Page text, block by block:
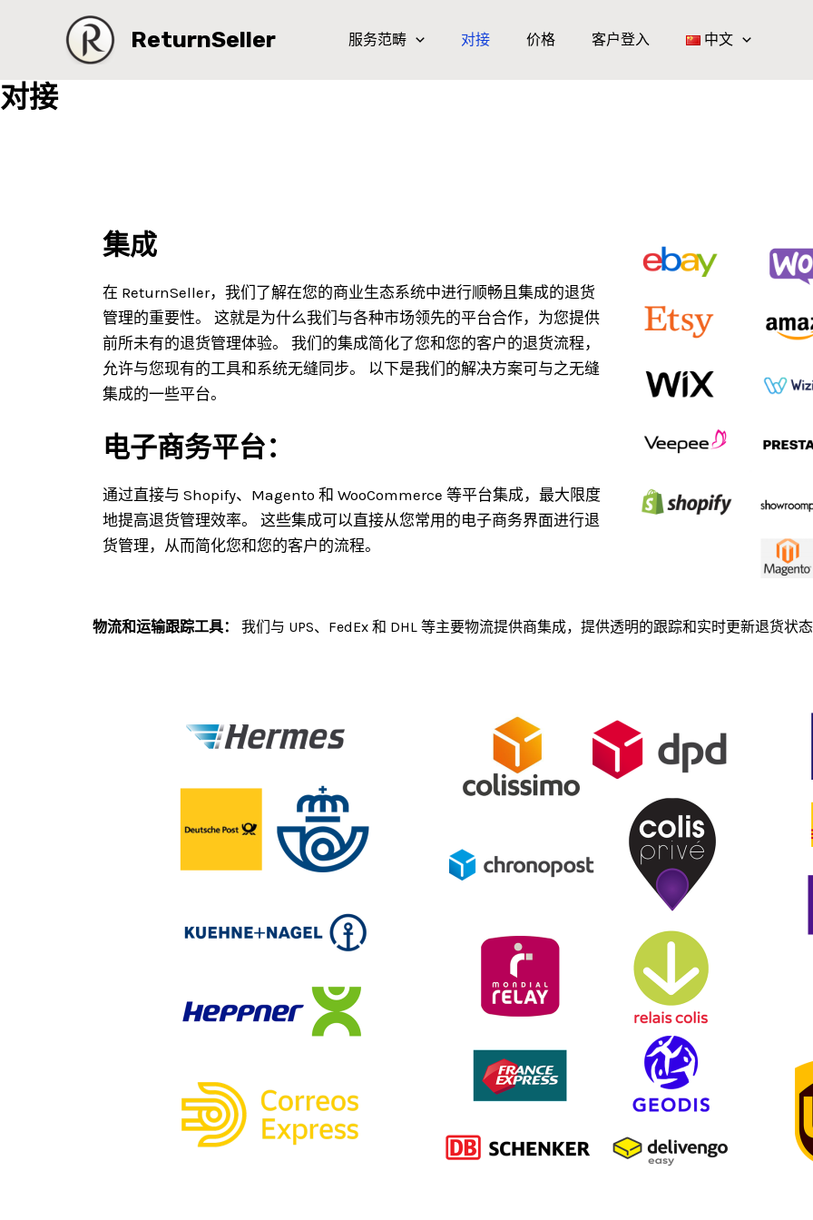
容
ReturnSeller 服务范畴 对接 价格 客户登入 中文
对接
集成
在 ReturnSeller，我们了解在您的商业生态系统中进行顺畅且集成的退货
管理的重要性。
这就是为什么我们与各种市场领先的平台合作，为您提供
前所未有的退货管理体验。
我们的集成简化了您和您的客户的退货流程，
允许与您现有的工具和系统无缝同步。
以下是我们的解决方案可与之无缝
集成的一些平台。
电子商务平台：
通过直接与 Shopify、Magento 和 WooCommerce 等平台集成，最大限度
地提高退货管理效率。
这些集成可以直接从您常用的电子商务界面进行退
货管理，从而简化您和您的客户的流程。
物流和运输跟踪工具： 我们与 UPS、FedEx 和 DHL 等主要物流提供商集成，提供透明的跟踪和实时更新退货状